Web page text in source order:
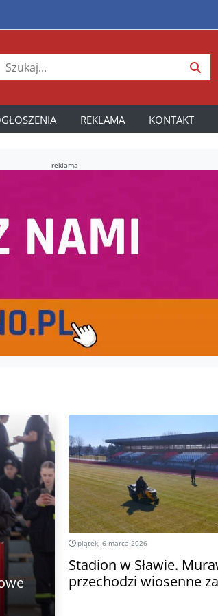
REKLAMA KONTAKT
reklama
piątek, 6 marca 2026
Stadion w Sławie.
przechodzi wiosenne